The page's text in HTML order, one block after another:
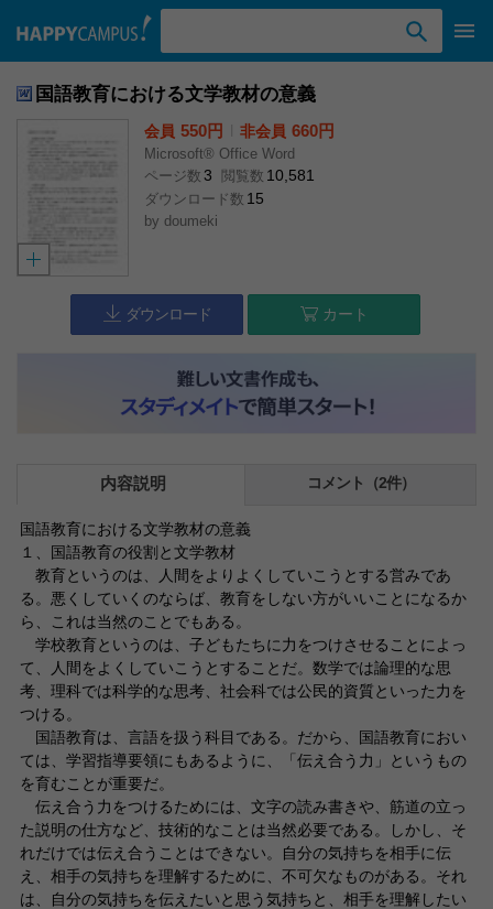
国語教育における文学教材の意義
会員 550円 非会員 660円
Microsoft® Office Word
ページ数 3 閲覧数 10,581
ダウンロード数 15
by doumeki
ダウンロード カート
内容説明 コメント（2件）
国語教育における文学教材の意義
１、国語教育の役割と文学教材
教育というのは、人間をよりよくしていこうとする営みであ
る。悪くしていくのならば、教育をしない方がいいことになるか
ら、これは当然のことでもある。
学校教育というのは、子どもたちに力をつけさせることによっ
て、人間をよくしていこうとすることだ。数学では論理的な思
考、理科では科学的な思考、社会科では公民的資質といった力を
つける。
国語教育は、言語を扱う科目である。だから、国語教育におい
ては、学習指導要領にもあるように、「伝え合う力」というもの
を育むことが重要だ。
伝え合う力をつけるためには、文字の読み書きや、筋道の立っ
た説明の仕方など、技術的なことは当然必要である。しかし、そ
れだけでは伝え合うことはできない。自分の気持ちを相手に伝
え、相手の気持ちを理解するために、不可欠なものがある。それ
は、自分の気持ちを伝えたいと思う気持ちと、相手を理解したい